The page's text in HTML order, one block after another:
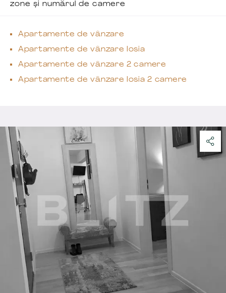
zone și numărul de camere
Apartamente de vânzare
Apartamente de vânzare Iosia
Apartamente de vânzare 2 camere
Apartamente de vânzare Iosia 2 camere